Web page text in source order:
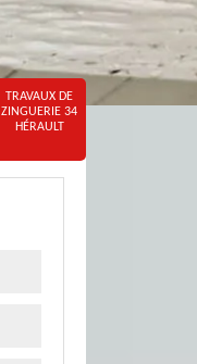
TRAVAUX DE
ZINGUERIE 34
HÉRAULT